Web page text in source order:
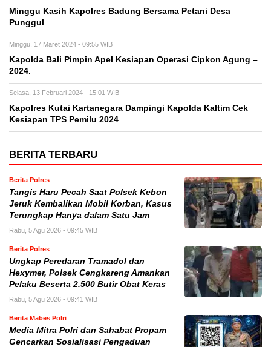
Minggu Kasih Kapolres Badung Bersama Petani Desa
Punggul
Minggu, 17 Maret 2024 - 09:55 WIB
Kapolda Bali Pimpin Apel Kesiapan Operasi Cipkon Agung –
2024.
Selasa, 13 Februari 2024 - 15:01 WIB
Kapolres Kutai Kartanegara Dampingi Kapolda Kaltim Cek
Kesiapan TPS Pemilu 2024
BERITA TERBARU
Berita Polres
Tangis Haru Pecah Saat Polsek Kebon
Jeruk Kembalikan Mobil Korban, Kasus
Terungkap Hanya dalam Satu Jam
Rabu, 5 Agu 2026 - 09:45 WIB
Berita Polres
Ungkap Peredaran Tramadol dan
Hexymer, Polsek Cengkareng Amankan
Pelaku Beserta 2.500 Butir Obat Keras
Rabu, 5 Agu 2026 - 09:41 WIB
Berita Mabes Polri
Media Mitra Polri dan Sahabat Propam
Gencarkan Sosialisasi Pengaduan